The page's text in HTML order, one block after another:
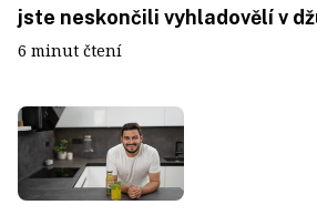
jste neskončili vyhladovělí v
6 minut čtení